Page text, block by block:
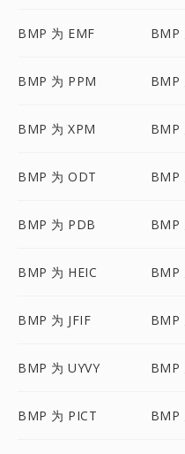
BMP 为 EMF BMP
BMP 为 PPM BMP
BMP 为 XPM BMP
BMP 为 ODT BMP
BMP 为 PDB BMP
BMP 为 HEIC BMP
BMP 为 JFIF BMP
BMP 为 UYVY BMP
BMP 为 PICT BMP